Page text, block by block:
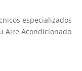
especializados
Aire Acondicionado